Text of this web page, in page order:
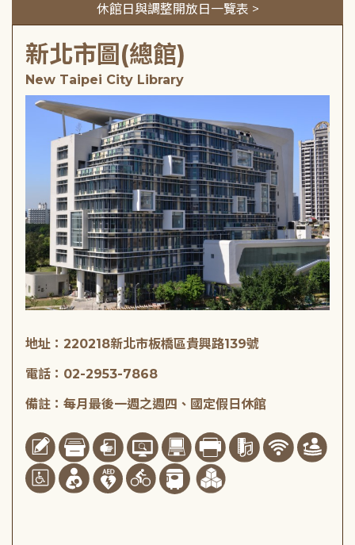
休館日與調整開放日一覽表 >
新北市圖(總館)
New Taipei City Library
地址：220218新北市板橋區貴興路139號
電話：02-2953-7868
備註：每月最後一週之週四、國定假日休館